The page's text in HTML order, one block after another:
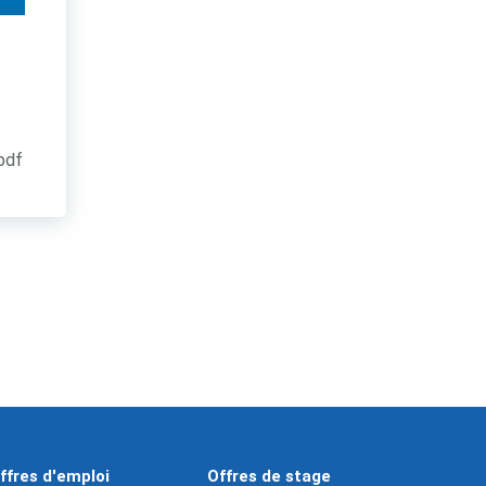
d'emploi Offres de stage